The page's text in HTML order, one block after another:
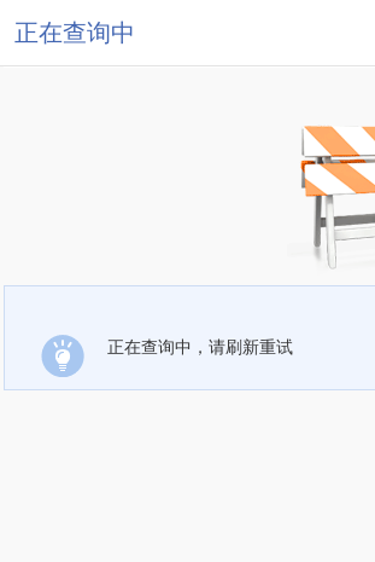
正在查询中
正在查询中，请刷新重试